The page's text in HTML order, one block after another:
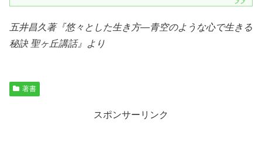
五井昌久著『悠々とした生き方―青空のような心で生きる
秘訣 聖ヶ丘講話』より
著書
スポンサーリンク